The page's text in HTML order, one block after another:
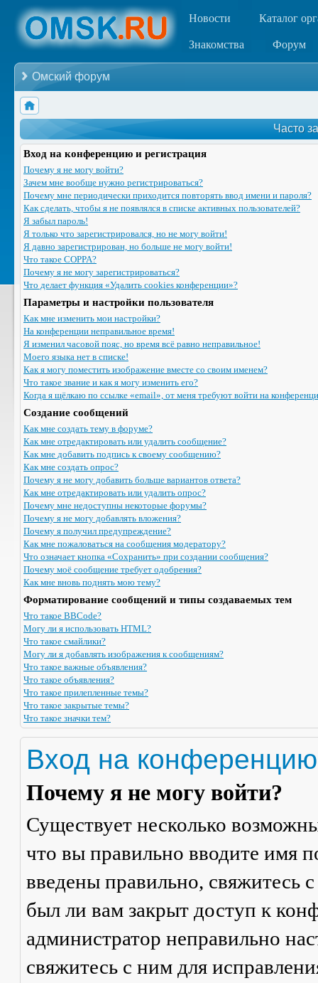
Новости Каталог
Знакомства Форум
Омский форум
Часто
Вход на конференцию и регистрация
Почему я не могу войти?
Зачем мне вообще нужно регистрироваться?
Почему мне периодически приходится повторять ввод имени и пароля?
Как сделать, чтобы я не появлялся в списке активных пользователей?
Я забыл пароль!
Я только что зарегистрировался, но не могу войти!
Я давно зарегистрирован, но больше не могу войти!
Что такое COPPA?
Почему я не могу зарегистрироваться?
Что делает функция «Удалить cookies конференции»?
Параметры и настройки пользователя
Как мне изменить мои настройки?
На конференции неправильное время!
Я изменил часовой пояс, но время всё равно неправильное!
Моего языка нет в списке!
Как я могу поместить изображение вместе со своим именем?
Что такое звание и как я могу изменить его?
Когда я щёлкаю по ссылке «email», от меня требуют войти на
Создание сообщений
Как мне создать тему в форуме?
Как мне отредактировать или удалить сообщение?
Как мне добавить подпись к своему сообщению?
Как мне создать опрос?
Почему я не могу добавить больше вариантов ответа?
Как мне отредактировать или удалить опрос?
Почему мне недоступны некоторые форумы?
Почему я не могу добавлять вложения?
Почему я получил предупреждение?
Как мне пожаловаться на сообщения модератору?
Что означает кнопка «Сохранить» при создании сообщения?
Почему моё сообщение требует одобрения?
Как мне вновь поднять мою тему?
Форматирование сообщений и типы создаваемых тем
Что такое BBCode?
Могу ли я использовать HTML?
Что такое смайлики?
Могу ли я добавлять изображения к сообщениям?
Что такое важные объявления?
Что такое объявления?
Что такое прилепленные темы?
Что такое закрытые темы?
Что такое значки тем?
Вход на
Почему я не могу войти?
Существует несколько
что вы правильно вводите имя
введены правильно, свяжитесь
был ли вам закрыт доступ к
администратор неправильно
свяжитесь с ним для